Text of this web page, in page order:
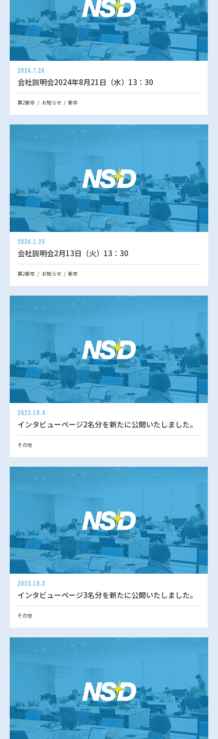
2024.7.24
会社説明会2024年8月21日（水）13：30
第2新卒 お知らせ 新卒
2024.1.25
会社説明会2月13日（火）13：30
第2新卒 お知らせ 新卒
2023.10.4
インタビューページ2名分を新たに公開いたしました。
その他
2023.10.3
インタビューページ3名分を新たに公開いたしました。
その他